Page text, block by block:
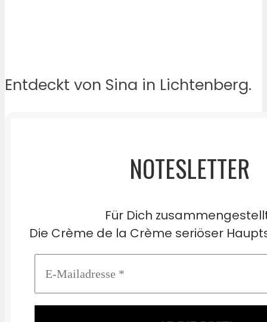
Entdeckt von Sina in Lichtenberg.
NOTESLETTER
Für Dich
Die Crème de la Crème seriöser